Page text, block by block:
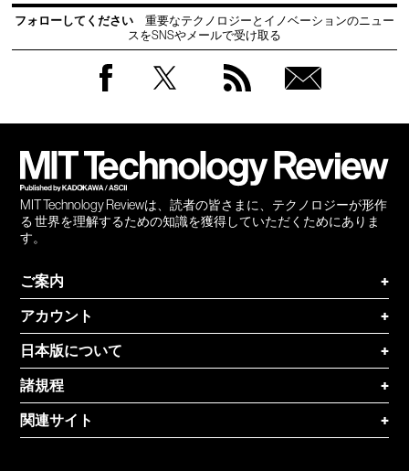
フォローしてください
重要なテクノロジーとイノベーションのニュー
スをSNSやメールで受け取る
MIT Technology Reviewは、読者の皆さまに、テクノロジーが形作
る 世界を理解するための知識を獲得していただくためにありま
す。
ご案内
+
アカウント
+
日本版について
+
諸規程
+
関連サイト
+